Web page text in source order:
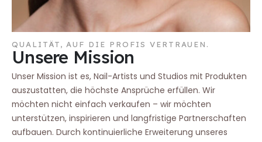
QUALITÄT, AUF DIE PROFIS VERTRAUEN.
Unsere Mission
Unser Mission ist es, Nail-Artists und Studios mit Produkten
auszustatten, die höchste Ansprüche erfüllen. Wir
möchten nicht einfach verkaufen – wir möchten
unterstützen, inspirieren und langfristige Partnerschaften
aufbauen. Durch kontinuierliche Erweiterung unseres